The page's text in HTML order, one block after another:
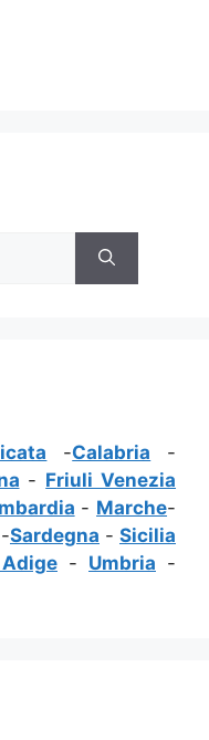
-Calabria -
- Friuli Venezia
- Marche-
-Sardegna - Sicilia
- Umbria -